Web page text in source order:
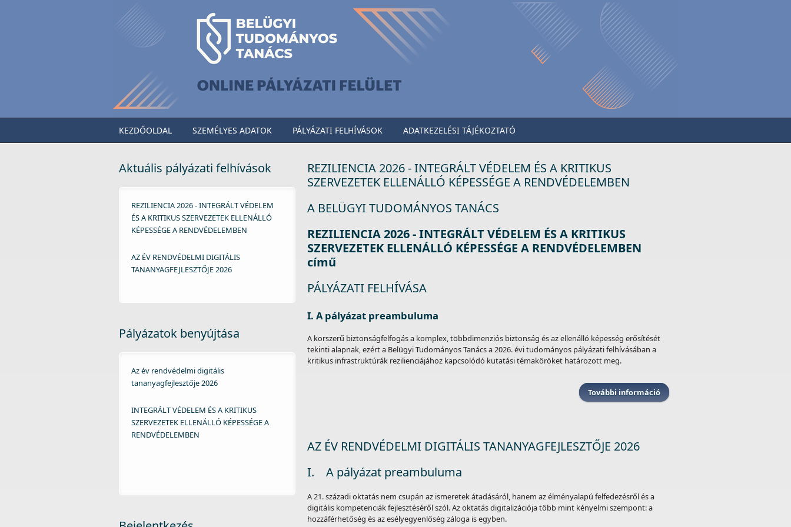
KEZDŐOLDAL SZEMÉLYES ADATOK PÁLYÁZATI FELHÍVÁSOK ADATKEZELÉSI TÁJÉKOZTATÓ
Aktuális pályázati felhívások
REZILIENCIA 2026 - INTEGRÁLT VÉDELEM
ÉS A KRITIKUS SZERVEZETEK ELLENÁLLÓ
KÉPESSÉGE A RENDVÉDELEMBEN
AZ ÉV RENDVÉDELMI DIGITÁLIS
TANANYAGFEJLESZTŐJE 2026
Pályázatok benyújtása
Az év rendvédelmi digitális
tananyagfejlesztője 2026
INTEGRÁLT VÉDELEM ÉS A KRITIKUS
SZERVEZETEK ELLENÁLLÓ KÉPESSÉGE A
RENDVÉDELEMBEN
REZILIENCIA 2026 - INTEGRÁLT VÉDELEM ÉS A KRITIKUS
SZERVEZETEK ELLENÁLLÓ KÉPESSÉGE A RENDVÉDELEMBEN
A BELÜGYI TUDOMÁNYOS TANÁCS
REZILIENCIA 2026 - INTEGRÁLT VÉDELEM ÉS A KRITIKUS
SZERVEZETEK ELLENÁLLÓ KÉPESSÉGE A RENDVÉDELEMBEN
című
PÁLYÁZATI FELHÍVÁSA
I. A pályázat preambuluma
A korszerű biztonságfelfogás a komplex, többdimenziós biztonság és az ellenálló képesség erősítését
tekinti alapnak, ezért a Belügyi Tudományos Tanács a 2026. évi tudományos pályázati felhívásában a
kritikus infrastruktúrák rezilienciájához kapcsolódó kutatási témaköröket határozott meg.
További információ
AZ ÉV RENDVÉDELMI DIGITÁLIS TANANYAGFEJLESZTŐJE 2026
I. A pályázat preambuluma
A 21. századi oktatás nem csupán az ismeretek átadásáról, hanem az élményalapú felfedezésről és a
digitális kompetenciák fejlesztéséről szól. Az oktatás digitalizációja több mint kényelmi szempont: a
hozzáférhetőség és az esélyegyenlőség záloga is egyben.